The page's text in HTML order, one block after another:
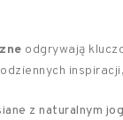
odgrywają
z naturalnym